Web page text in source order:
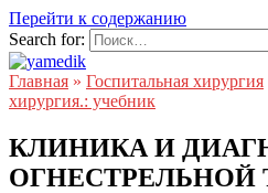
Перейти к содержанию
Search for:
Главная » Госпитальная хирургия
хирургия.: учебник
КЛИНИКА И
ОГНЕСТРЕЛЬНОЙ